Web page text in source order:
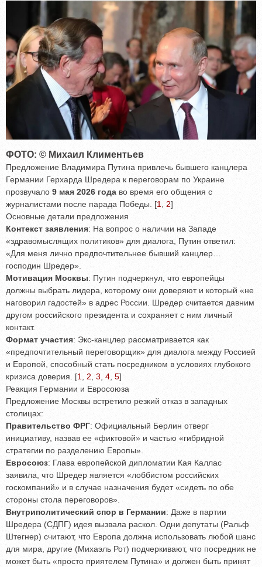
ФОТО: © Михаил Климентьев
Предложение Владимира Путина привлечь бывшего канцлера
Германии Герхарда Шредера к переговорам по Украине
прозвучало 9 мая 2026 года во время его общения с
журналистами после парада Победы. [1, 2]
Основные детали предложения
Контекст заявления: На вопрос о наличии на Западе
«здравомыслящих политиков» для диалога, Путин ответил:
«Для меня лично предпочтительнее бывший канцлер…
господин Шредер».
Мотивация Москвы: Путин подчеркнул, что европейцы
должны выбрать лидера, которому они доверяют и который «не
наговорил гадостей» в адрес России. Шредер считается давним
другом российского президента и сохраняет с ним личный
контакт.
Формат участия: Экс-канцлер рассматривается как
«предпочтительный переговорщик» для диалога между Россией
и Европой, способный стать посредником в условиях глубокого
кризиса доверия. [1, 2, 3, 4, 5]
Реакция Германии и Евросоюза
Предложение Москвы встретило резкий отказ в западных
столицах:
Правительство ФРГ: Официальный Берлин отверг
инициативу, назвав ее «фиктовой» и частью «гибридной
стратегии по разделению Европы».
Евросоюз: Глава европейской дипломатии Кая Каллас
заявила, что Шредер является «лоббистом российских
госкомпаний» и в случае назначения будет «сидеть по обе
стороны стола переговоров».
Внутриполитический спор в Германии: Даже в партии
Шредера (СДПГ) идея вызвала раскол. Одни депутаты (Ральф
Штегнер) считают, что Европа должна использовать любой шанс
для мира, другие (Михаэль Рот) подчеркивают, что посредник не
может быть «просто приятелем Путина» и должен быть принят